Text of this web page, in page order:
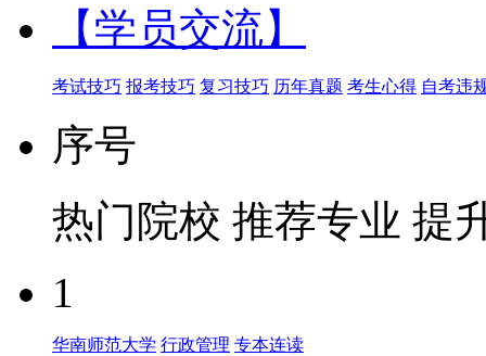
【学员交流】
考试技巧 报考技巧 复习技巧 历年真题 考生心得 自考违
序号
热门院校 推荐专业 提
1
华南师范大学 行政管理 专本连读